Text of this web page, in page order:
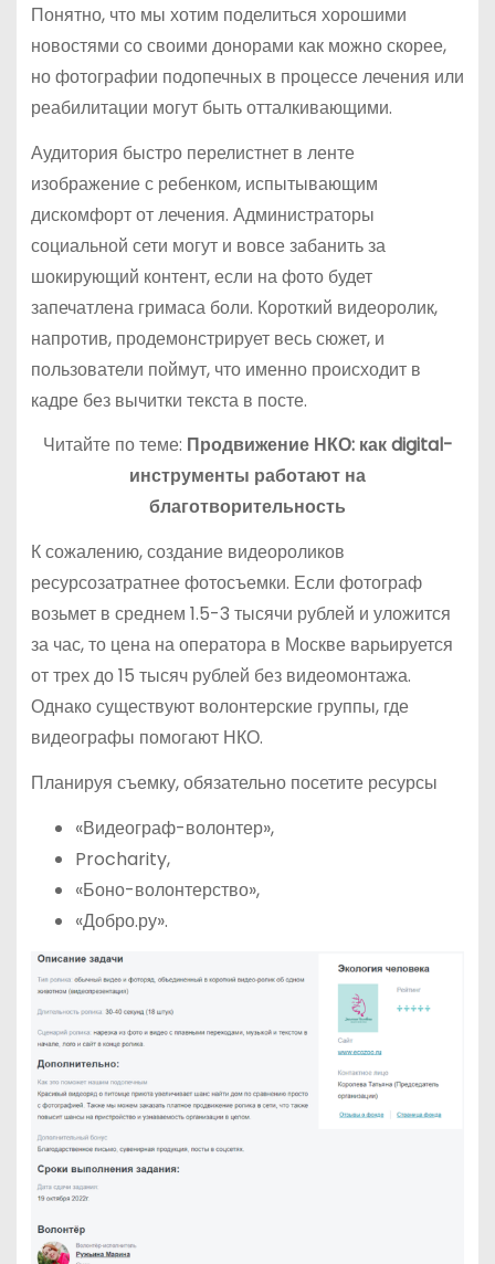
Понятно, что мы хотим поделиться хорошими
новостями со своими донорами как можно скорее,
но фотографии подопечных в процессе лечения или
реабилитации могут быть отталкивающими.
Аудитория быстро перелистнет в ленте
изображение с ребенком, испытывающим
дискомфорт от лечения. Администраторы
социальной сети могут и вовсе забанить за
шокирующий контент, если на фото будет
запечатлена гримаса боли. Короткий видеоролик,
напротив, продемонстрирует весь сюжет, и
пользователи поймут, что именно происходит в
кадре без вычитки текста в посте.
Читайте по теме: Продвижение НКО: как digital-
инструменты работают на
благотворительность
К сожалению, создание видеороликов
ресурсозатратнее фотосъемки. Если фотограф
возьмет в среднем 1.5-3 тысячи рублей и уложится
за час, то цена на оператора в Москве варьируется
от трех до 15 тысяч рублей без видеомонтажа.
Однако существуют волонтерские группы, где
видеографы помогают НКО.
Планируя съемку, обязательно посетите ресурсы
«Видеограф-волонтер»,
Procharity,
«Боно-волонтерство»,
«Добро.ру».